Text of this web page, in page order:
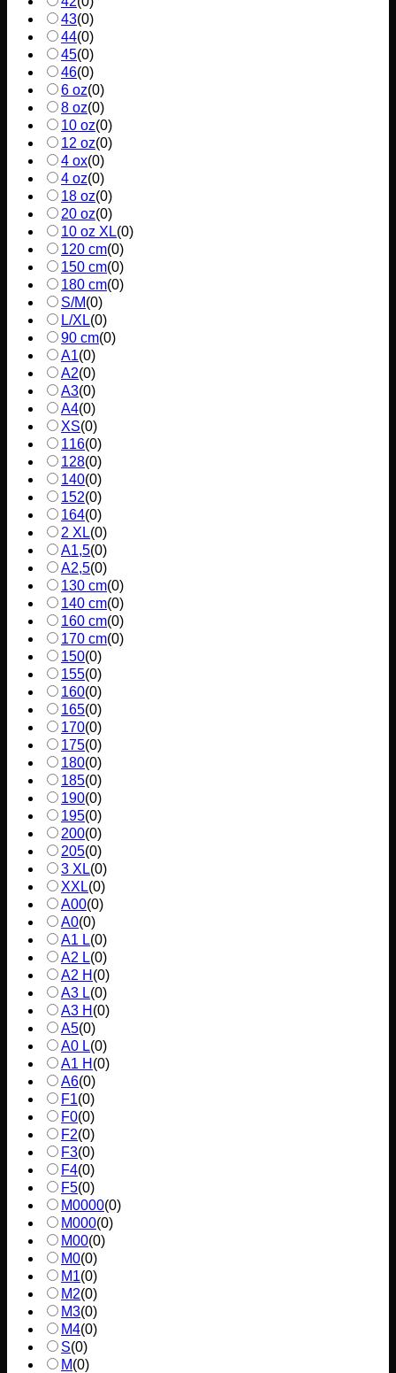
43(0)
44(0)
45(0)
46(0)
6 oz(0)
8 oz(0)
10 oz(0)
12 oz(0)
4 ox(0)
4 oz(0)
18 oz(0)
20 oz(0)
10 oz XL(0)
120 cm(0)
150 cm(0)
180 cm(0)
S/M(0)
L/XL(0)
90 cm(0)
A1(0)
A2(0)
A3(0)
A4(0)
XS(0)
116(0)
128(0)
140(0)
152(0)
164(0)
2 XL(0)
A1,5(0)
A2,5(0)
130 cm(0)
140 cm(0)
160 cm(0)
170 cm(0)
150(0)
155(0)
160(0)
165(0)
170(0)
175(0)
180(0)
185(0)
190(0)
195(0)
200(0)
205(0)
3 XL(0)
XXL(0)
A00(0)
A0(0)
A1 L(0)
A2 L(0)
A2 H (0)
A3 L(0)
A3 H (0)
A5(0)
A0 L(0)
A1 H (0)
A6(0)
F1(0)
F0(0)
F2(0)
F3(0)
F4(0)
F5(0)
M0000(0)
M000(0)
M00(0)
M0(0)
M1(0)
M2(0)
M3(0)
M4(0)
S(0)
M(0)